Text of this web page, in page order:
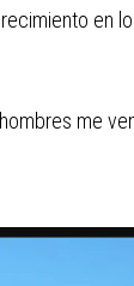
en
me